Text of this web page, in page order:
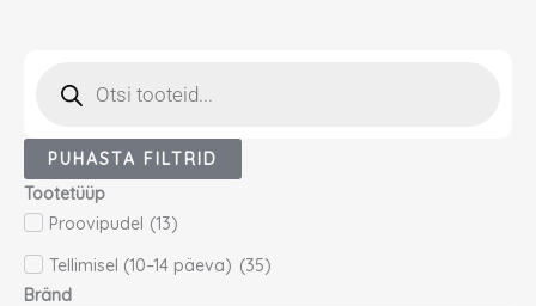
PUHASTA FILTRID
Tootetüüp
Proovipudel (13)
Tellimisel (10–14 päeva) (35)
Bränd